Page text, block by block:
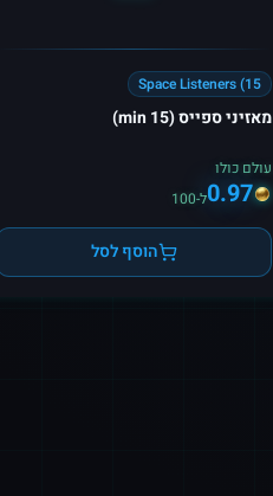
Space Listeners (15
מאזיני ספייס (15 min)
עולם כולו
0.97ל-100
הוסף לסל